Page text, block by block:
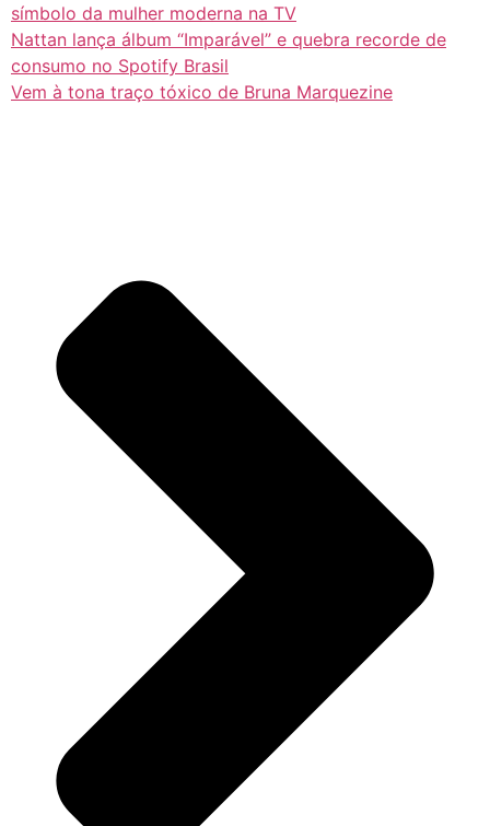
símbolo da mulher moderna na TV
Nattan lança álbum “Imparável” e quebra recorde de
consumo no Spotify Brasil
Vem à tona traço tóxico de Bruna Marquezine